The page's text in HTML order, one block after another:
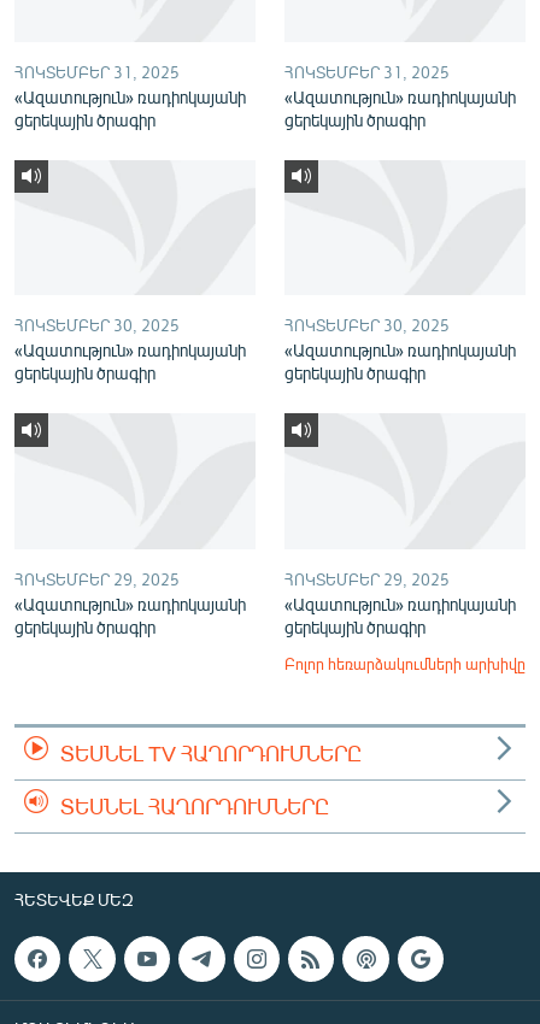
ՀԵՏԵՎԵՔ ՄԵԶ
ՀՈԿՏԵՄԲԵՐ 31, 2025
«Ազատություն» ռադիոկայանի
ցերեկային ծրագիր
ՀՈԿՏԵՄԲԵՐ 31, 2025
«Ազատություն» ռադիոկայանի
ցերեկային ծրագիր
ՀՈԿՏԵՄԲԵՐ 30, 2025
«Ազատություն» ռադիոկայանի
ցերեկային ծրագիր
ՀՈԿՏԵՄԲԵՐ 30, 2025
«Ազատություն» ռադիոկայանի
ցերեկային ծրագիր
ՀՈԿՏԵՄԲԵՐ 29, 2025
«Ազատություն» ռադիոկայանի
ցերեկային ծրագիր
ՀՈԿՏԵՄԲԵՐ 29, 2025
«Ազատություն» ռադիոկայանի
ցերեկային ծրագիր
Բոլոր հեռարձակումների արխիվը
ՏԵՍՆԵԼ TV ՀԱՂՈՐԴՈՒՄՆԵՐԸ
ՏԵՍՆԵԼ ՀԱՂՈՐԴՈՒՄՆԵՐԸ
ՀԵՏԵՎԵՔ ՄԵԶ